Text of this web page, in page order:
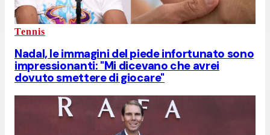
Tennis
Nadal, le immagini del piede infortunato sono
impressionanti: "Mi dicevano che avrei
dovuto smettere di giocare"